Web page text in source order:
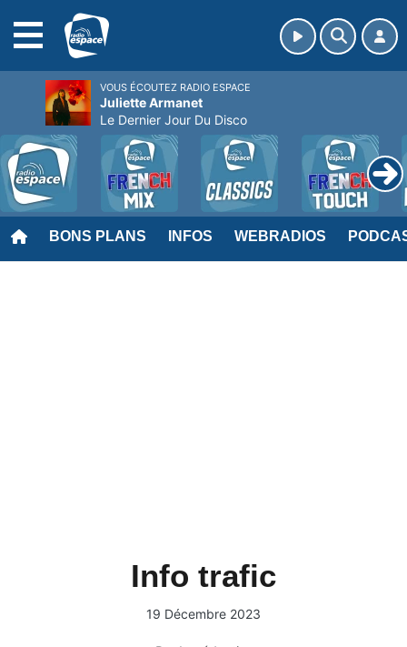
BONS PLANS INFOS WEBRADIOS
Info trafic
19 Décembre 2023
VOUS ÉCOUTEZ RADIO ESPACE
Juliette Armanet
Le Dernier Jour Du Disco